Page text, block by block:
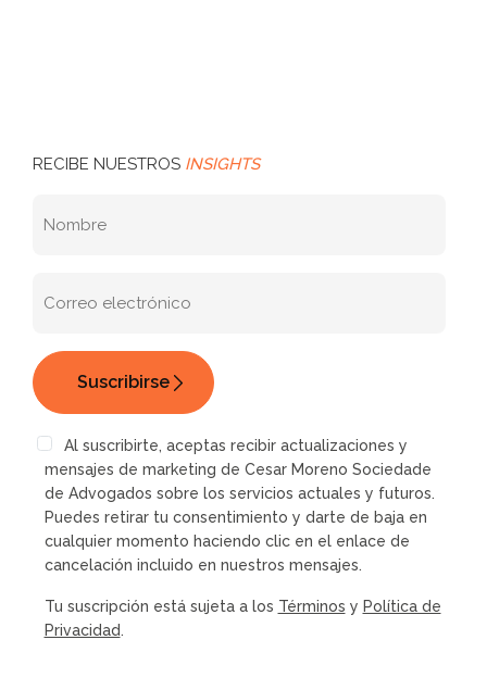
RECIBE NUESTROS INSIGHTS
Al suscribirte, aceptas recibir actualizaciones y
mensajes de marketing de Cesar Moreno Sociedade
de Advogados sobre los servicios actuales y futuros.
Puedes retirar tu consentimiento y darte de baja en
cualquier momento haciendo clic en el enlace de
cancelación incluido en nuestros mensajes.
Tu suscripción está sujeta a los Términos y Política de
Privacidad.